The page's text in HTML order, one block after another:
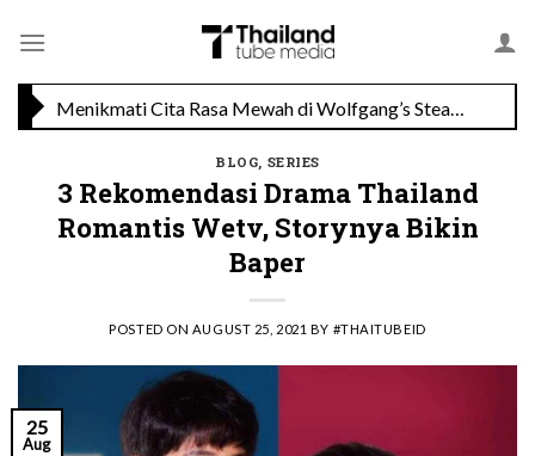
Menikmati Cita Rasa Mewah di Wolfgang’s Steakhouse di Thailand
BLOG, SERIES
3 Rekomendasi Drama Thailand
Romantis Wetv, Storynya Bikin
Baper
POSTED ON AUGUST 25, 2021 BY #THAITUBEID
25
Aug